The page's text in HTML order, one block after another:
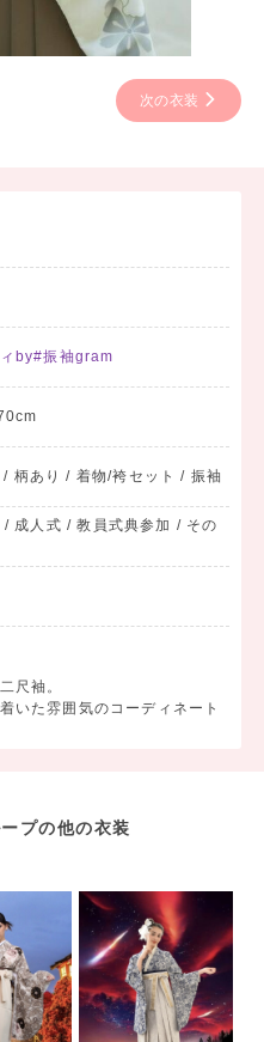
次の衣装
by#振袖gram
柄あり / 着物/袴セット / 振袖
/ 成人式 / 教員式典参加 / その
尺袖。
いた雰囲気のコーディネート
プの他の衣装